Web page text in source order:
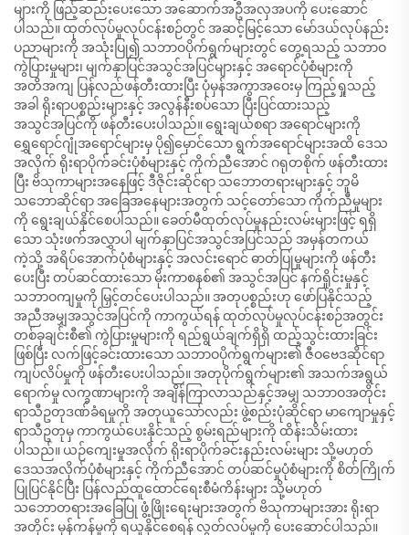
များကို ဖြည့်ဆည်းပေးသော အဆောက်အဦအလှအပကို ပေးဆောင်
ပါသည်။ ထုတ်လုပ်မှုလုပ်ငန်းစဉ်တွင် အဆင့်မြင့်သော မော်ဒယ်လုပ်နည်း
ပညာများကို အသုံးပြု၍ သဘာဝပိုက်ရွက်များတွင် တွေ့ရသည့် သဘာဝ
ကွဲပြားမှုများ၊ မျက်နှာပြင်အသွင်အပြင်များနှင့် အရောင်ပုံစံများကို
အတိအကျ ပြန်လည်ဖန်တီးထားပြီး ပုံမှန်အကွာအဝေးမှ ကြည့်ရှုသည့်
အခါ ရိုးရာပစ္စည်းများနှင့် အလွန်နီးစပ်သော ပြီးပြင်ထားသည့်
အသွင်အပြင်ကို ဖန်တီးပေးပါသည်။ ရွေးချယ်စရာ အရောင်များကို
ရွှေရောင်ဂျုံအရောင်များမှ ပို၍မှောင်သော ရွက်အရောင်များအထိ ဒေသ
အလိုက် ရိုးရာပိုက်ခင်းပုံစံများနှင့် ကိုက်ညီအောင် ဂရုတစိုက် ဖန်တီးထား
ပြီး ဗိသုကာများအနေဖြင့် ဒီဇိုင်းဆိုင်ရာ သဘောတရားများနှင့် ဘူမိ
သဘောဆိုင်ရာ အခြေအနေများအတွက် သင့်တော်သော ကိုက်ညီမှုများ
ကို ရွေးချယ်နိုင်စေပါသည်။ ခေတ်မီထုတ်လုပ်မှုနည်းလမ်းများဖြင့် ရရှိ
သော သုံးဖက်အလွှာပါ မျက်နှာပြင်အသွင်အပြင်သည် အမှန်တကယ်
ကဲ့သို့ အရိပ်အောက်ပုံစံများနှင့် အလင်းရောင် ဓာတ်ပြုမှုများကို ဖန်တီး
ပေးပြီး တပ်ဆင်ထားသော မိုးကာစနစ်၏ အသွင်အပြင် နက်ရှိုင်းမှုနှင့်
သဘာဝကျမှုကို မြှင့်တင်ပေးပါသည်။ အတုပစ္စည်းဟု ဖော်ပြနိုင်သည့်
အညီအမျှအသွင်အပြင်ကို ကာကွယ်ရန် ထုတ်လုပ်မှုလုပ်ငန်းစဉ်အတွင်း
တစ်ခုချင်းစီ၏ ကွဲပြားမှုများကို ရည်ရွယ်ချက်ရှိရှိ ထည့်သွင်းထားခြင်း
ဖြစ်ပြီး လက်ဖြင့်ခင်းထားသော သဘာဝပိုက်ရွက်များ၏ ဇီဝဗေဒဆိုင်ရာ
ကျပ်လိပ်မှုကို ဖန်တီးပေးပါသည်။ အတုပိုက်ရွက်များ၏ အသက်အရွယ်
ရောက်မှု လက္ခဏာများကို အချိန်ကြာလာသည်နှင့်အမျှ သဘာဝအတိုင်း
ရာသီဥတုဒဏ်ခံရမှုကို အတုယူသော်လည်း ဖွဲ့စည်းပုံဆိုင်ရာ မာကျောမှုနှင့်
ရာသီဥတုမှ ကာကွယ်ပေးနိုင်သည့် စွမ်းရည်များကို ထိန်းသိမ်းထား
ပါသည်။ ယဉ်ကျေးမှုအလိုက် ရိုးရာပိုက်ခင်းနည်းလမ်းများ သို့မဟုတ်
ဒေသအလိုက်ပုံစံများနှင့် ကိုက်ညီအောင် တပ်ဆင်မှုပုံစံများကို စိတ်ကြိုက်
ပြုပြင်နိုင်ပြီး ပြန်လည်ထူထောင်ရေးစီမံကိန်းများ သို့မဟုတ်
သဘောတရားအခြေပြု ဖွံ့ဖြိုးရေးများအတွက် ဗိသုကာများအား ရိုးရာ
အတိုင်း မှန်ကန်မှုကို ရယူနိုင်စေရန် လွတ်လပ်မှုကို ပေးဆောင်ပါသည်။